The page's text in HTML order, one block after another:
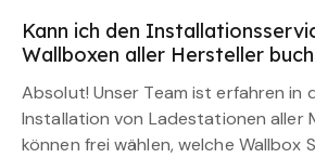
Kann ich den
Wallboxen aller Hersteller
Absolut! Unser Team ist erfahren in
Installation von Ladestationen aller
können frei wählen, welche Wallbox